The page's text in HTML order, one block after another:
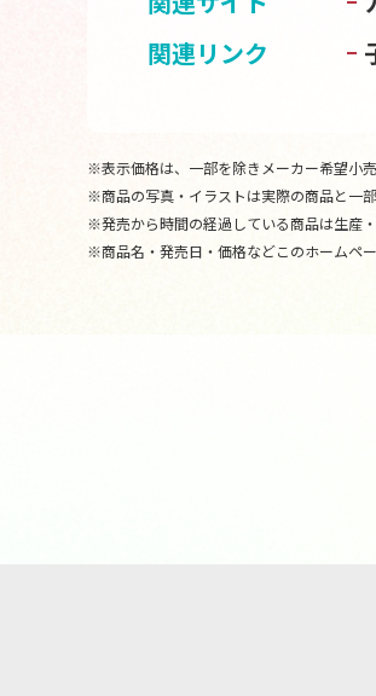
関連リンク
※表示価格は、一部を除きメーカー希望小
※商品の写真・イラストは実際の商品と一
※発売から時間の経過している商品は生産
※商品名・発売日・価格などこのホームペ